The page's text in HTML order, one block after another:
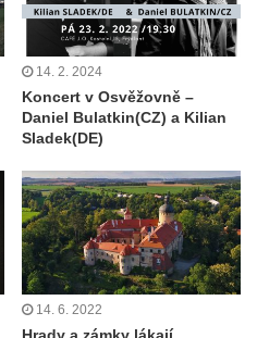
14. 2. 2024
Koncert v Osvěžovně –
Daniel Bulatkin(CZ) a Kilian
Sladek(DE)
14. 6. 2022
Hrady a zámky lákají